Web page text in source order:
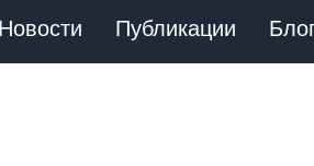
Новости Публикации